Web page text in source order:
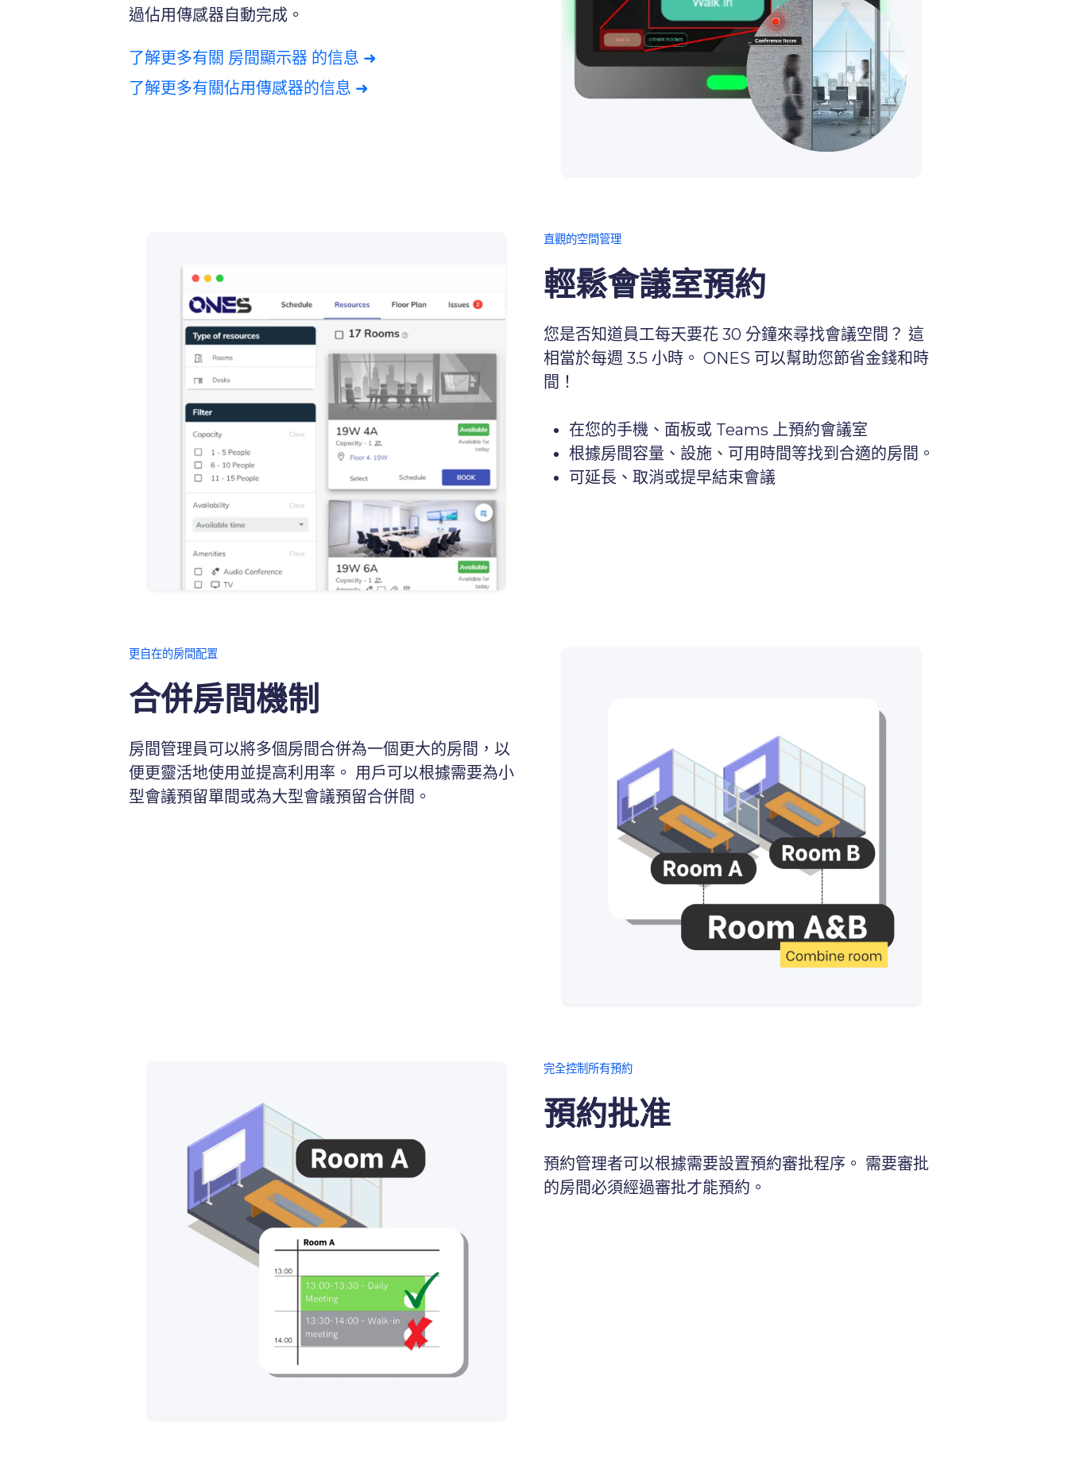
過佔用傳感器自動完成。
了解更多有關 房間顯示器 的信息 ➜
了解更多有關佔用傳感器的信息 ➜
直觀的空間管理
輕鬆會議室預約
您是否知道員工每天要花 30 分鐘來尋找會議空間？ 這
相當於每週 3.5 小時。 ONES 可以幫助您節省金錢和時
間！
在您的手機、面板或 Teams 上預約會議室
根據房間容量、設施、可用時間等找到合適的房間。
可延長、取消或提早結束會議
更自在的房間配置
合併房間機制
房間管理員可以將多個房間合併為一個更大的房間，以
便更靈活地使用並提高利用率。 用戶可以根據需要為小
型會議預留單間或為大型會議預留合併間。
完全控制所有預約
預約批准
預約管理者可以根據需要設置預約審批程序。 需要審批
的房間必須經過審批才能預約。